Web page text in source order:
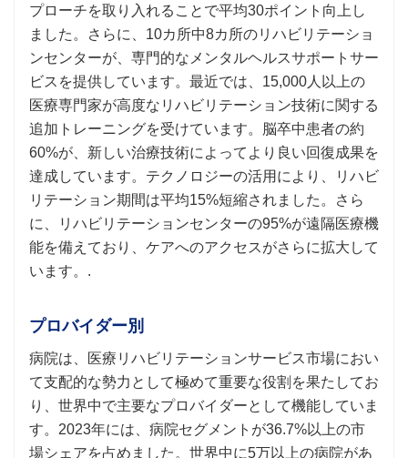
プローチを取り入れることで平均30ポイント向上し
ました。さらに、10カ所中8カ所のリハビリテーショ
ンセンターが、専門的なメンタルヘルスサポートサー
ビスを提供しています。最近では、15,000人以上の
医療専門家が高度なリハビリテーション技術に関する
追加トレーニングを受けています。脳卒中患者の約
60%が、新しい治療技術によってより良い回復成果を
達成しています。テクノロジーの活用により、リハビ
リテーション期間は平均15%短縮されました。さら
に、リハビリテーションセンターの95%が遠隔医療機
能を備えており、ケアへのアクセスがさらに拡大して
います。.
プロバイダー別
病院は、医療リハビリテーションサービス市場におい
て支配的な勢力として極めて重要な役割を果たしてお
り、世界中で主要なプロバイダーとして機能していま
す。2023年には、病院セグメントが36.7%以上の市
場シェアを占めました。世界中に5万以上の病院があ